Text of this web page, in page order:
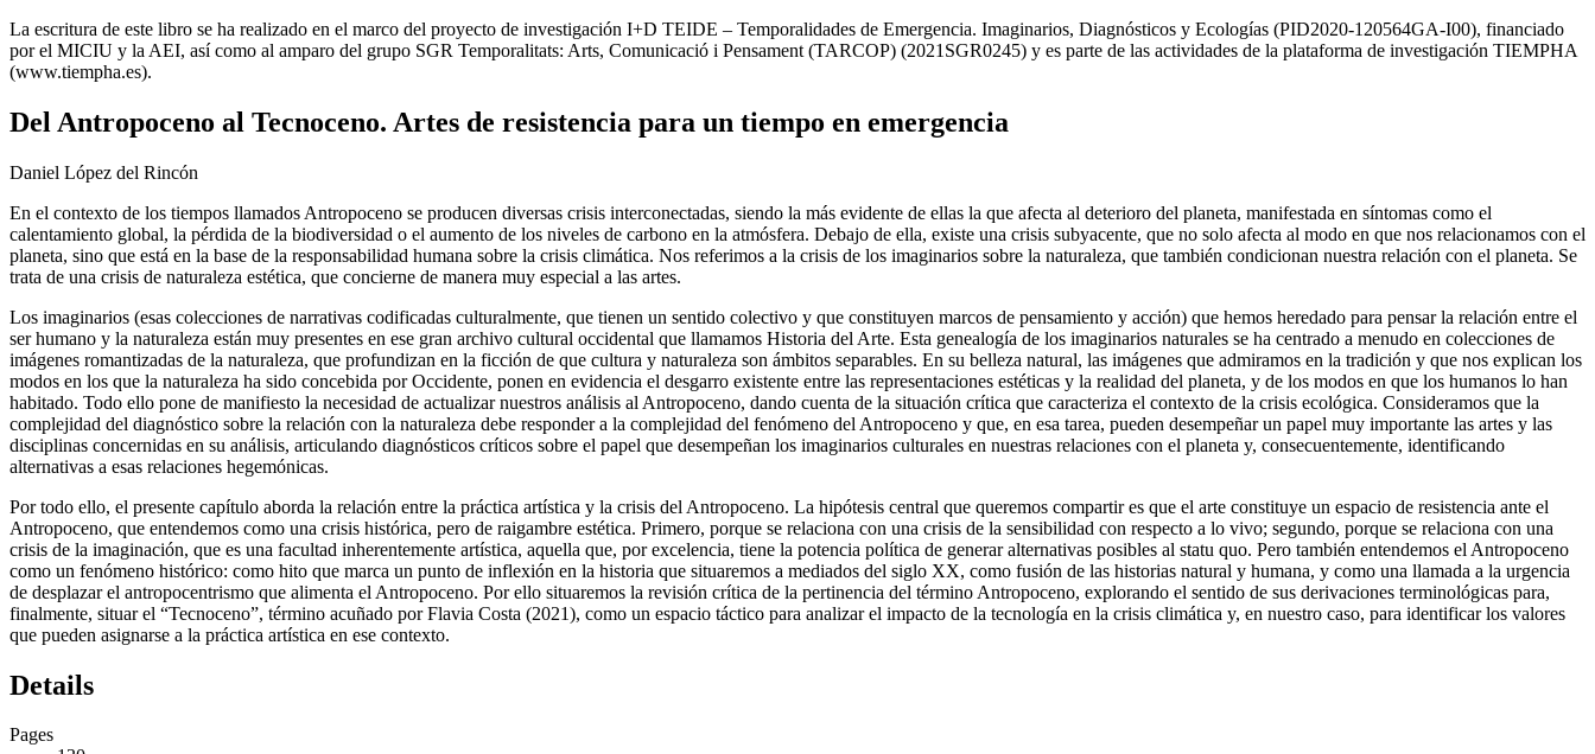
La escritura de este libro se ha realizado en el marco del proyecto de investigación I+D TEIDE – Temporalidades de Emergencia. Imaginarios, Diagnósticos y Ecologías (PID2020-120564GA-I00), financiado
por el MICIU y la AEI, así como al amparo del grupo SGR Temporalitats: Arts, Comunicació i Pensament (TARCOP) (2021SGR0245) y es parte de las actividades de la plataforma de investigación TIEMPHA
(www.tiempha.es).
Del Antropoceno al Tecnoceno. Artes de resistencia para un tiempo en emergencia
Daniel López del Rincón
En el contexto de los tiempos llamados Antropoceno se producen diversas crisis interconectadas, siendo la más evidente de ellas la que afecta al deterioro del planeta, manifestada en síntomas como el
calentamiento global, la pérdida de la biodiversidad o el aumento de los niveles de carbono en la atmósfera. Debajo de ella, existe una crisis subyacente, que no solo afecta al modo en que nos relacionamos con el
planeta, sino que está en la base de la responsabilidad humana sobre la crisis climática. Nos referimos a la crisis de los imaginarios sobre la naturaleza, que también condicionan nuestra relación con el planeta. Se
trata de una crisis de naturaleza estética, que concierne de manera muy especial a las artes.
Los imaginarios (esas colecciones de narrativas codificadas culturalmente, que tienen un sentido colectivo y que constituyen marcos de pensamiento y acción) que hemos heredado para pensar la relación entre el
ser humano y la naturaleza están muy presentes en ese gran archivo cultural occidental que llamamos Historia del Arte. Esta genealogía de los imaginarios naturales se ha centrado a menudo en colecciones de
imágenes romantizadas de la naturaleza, que profundizan en la ficción de que cultura y naturaleza son ámbitos separables. En su belleza natural, las imágenes que admiramos en la tradición y que nos explican los
modos en los que la naturaleza ha sido concebida por Occidente, ponen en evidencia el desgarro existente entre las representaciones estéticas y la realidad del planeta, y de los modos en que los humanos lo han
habitado. Todo ello pone de manifiesto la necesidad de actualizar nuestros análisis al Antropoceno, dando cuenta de la situación crítica que caracteriza el contexto de la crisis ecológica. Consideramos que la
complejidad del diagnóstico sobre la relación con la naturaleza debe responder a la complejidad del fenómeno del Antropoceno y que, en esa tarea, pueden desempeñar un papel muy importante las artes y las
disciplinas concernidas en su análisis, articulando diagnósticos críticos sobre el papel que desempeñan los imaginarios culturales en nuestras relaciones con el planeta y, consecuentemente, identificando
alternativas a esas relaciones hegemónicas.
Por todo ello, el presente capítulo aborda la relación entre la práctica artística y la crisis del Antropoceno. La hipótesis central que queremos compartir es que el arte constituye un espacio de resistencia ante el
Antropoceno, que entendemos como una crisis histórica, pero de raigambre estética. Primero, porque se relaciona con una crisis de la sensibilidad con respecto a lo vivo; segundo, porque se relaciona con una
crisis de la imaginación, que es una facultad inherentemente artística, aquella que, por excelencia, tiene la potencia política de generar alternativas posibles al statu quo. Pero también entendemos el Antropoceno
como un fenómeno histórico: como hito que marca un punto de inflexión en la historia que situaremos a mediados del siglo XX, como fusión de las historias natural y humana, y como una llamada a la urgencia
de desplazar el antropocentrismo que alimenta el Antropoceno. Por ello situaremos la revisión crítica de la pertinencia del término Antropoceno, explorando el sentido de sus derivaciones terminológicas para,
finalmente, situar el “Tecnoceno”, término acuñado por Flavia Costa (2021), como un espacio táctico para analizar el impacto de la tecnología en la crisis climática y, en nuestro caso, para identificar los valores
que pueden asignarse a la práctica artística en ese contexto.
Details
Pages